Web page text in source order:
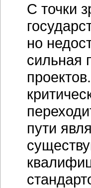
С точки
но
сильная
пути